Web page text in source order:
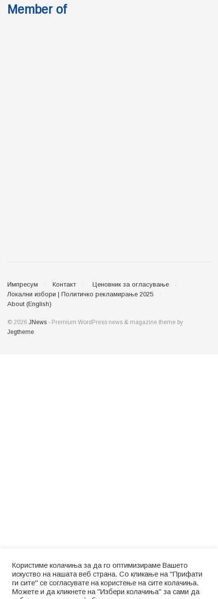
Member of
Импресум Контакт
Ценовник за огласување
Локални избори | Политичко рекламирање 2025
About (English)
© 2026 JNews - Premium WordPress news & magazine theme by
Jegtheme
Користиме колачиња за да го оптимизираме Вашето
искуство на нашата веб страна. Со кликање на "Прифати
ги сите" се согласувате на користење на сите колачиња.
Можете и да кликнете на "Избери колачиња" за сами да